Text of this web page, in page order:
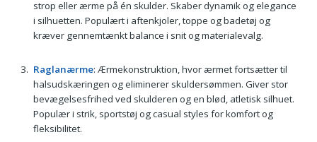
strop eller ærme på én skulder. Skaber dynamik og elegance
i silhuetten. Populært i aftenkjoler, toppe og badetøj og
kræver gennemtænkt balance i snit og materialevalg.
Raglanærme: Ærmekonstruktion, hvor ærmet fortsætter til
halsudskæringen og eliminerer skuldersømmen. Giver stor
bevægelsesfrihed ved skulderen og en blød, atletisk silhuet.
Populær i strik, sportstøj og casual styles for komfort og
fleksibilitet.